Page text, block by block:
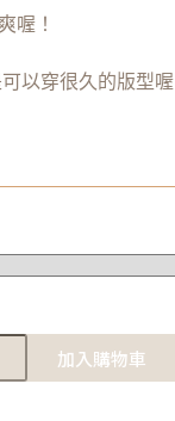
喔！
以穿很久的版型喔
加入購物車